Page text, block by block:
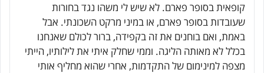
קופאית בסופר פארם. לא שיש לי משהו נגד בחורות
שעובדות בסופר פארם, או במיני מרקט השכונתי. אבל
באמת, ואם בוחנים את זה בקפידה, ברור לכולם שאנחנו
בכלל לא מאותה הליגה. וממי שחלק איתי את לילותיו, הייתי
מצפה למינימום של התקדמות, אחרי שהוא מחליף אותי